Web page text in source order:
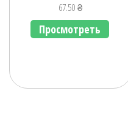
67.50₴
Просмотреть